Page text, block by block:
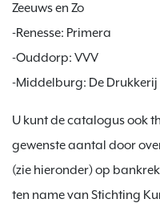
Zeeuws en Zo
-Renesse: Primera
-Ouddorp: VVV
-Middelburg: De Drukkerij
U kunt de catalogus ook
gewenste aantal door
(zie hieronder) op
ten name van Stichting